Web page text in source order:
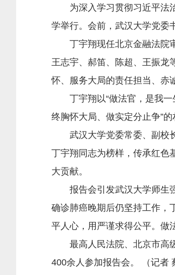
为深入学习贯彻习近平法治
学举行。会前，武汉大学党委
丁宇翔现任北京金融法院审
王志宇、郝笛、陈超、王振龙
怀、服务大局的责任担当、赤
丁宇翔以“做法官，是我一
终胸怀大局、做实定分止争”
武汉大学党委常委、副校长
丁宇翔同志为榜样，传承红色
大贡献。
报告会引发武汉大学师生强
确诊肺癌晚期后仍坚持工作，
平人心，用严谨求得公平。做
最高人民法院、北京市高级
400余人参加报告会。 （记者